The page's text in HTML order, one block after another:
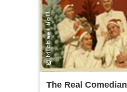
The Real Comedian